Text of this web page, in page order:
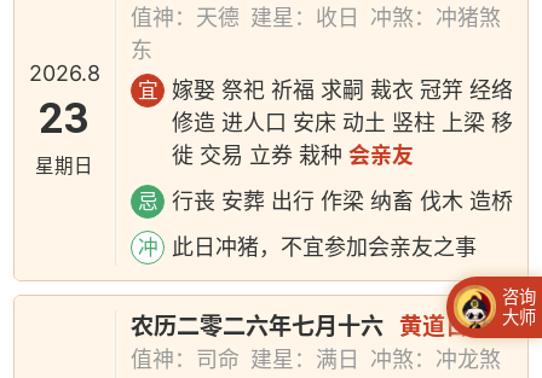
2026.8
23
星期日
值神：天德 建星：收日
冲煞：冲猪煞
东
宜
嫁娶 祭祀 祈福 求嗣 裁衣 冠笄 经络
修造 进人口 安床 动土 竖柱 上梁 移
徙 交易 立券 栽种会亲友
忌 行丧 安葬 出行 作梁 纳畜 伐木 造桥
冲 此日冲猪，不宜参加会亲友之事
农历二零二六年七月十六 黄道日
值神：司命 建星：满日
冲煞：冲龙煞
咨询
大师